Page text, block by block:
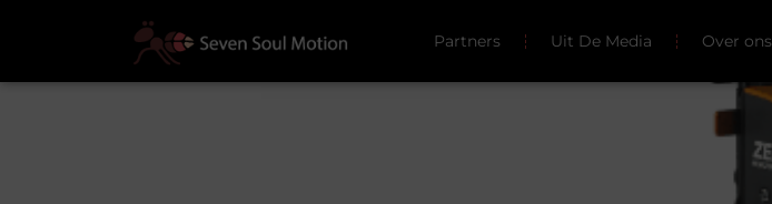
Partners Uit De Media Over ons